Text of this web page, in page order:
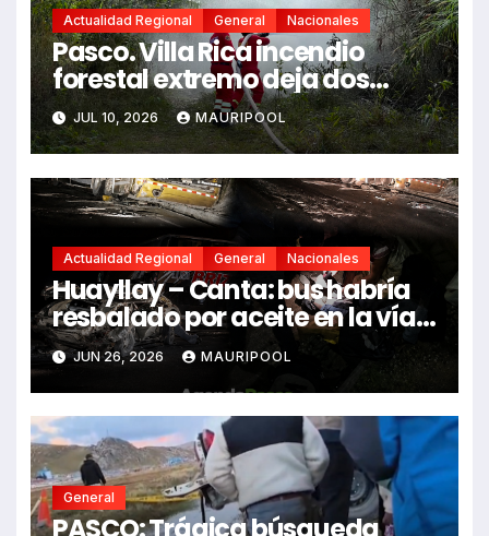
Actualidad Regional General Nacionales
Pasco. Villa Rica incendio
forestal extremo deja dos
fallecidos y heridos
JUL 10, 2026 MAURIPOOL
Actualidad Regional General Nacionales
Huayllay – Canta: bus habría
resbalado por aceite en la vía e
impactó auto siniestrado
dejando dos fallecidos
JUN 26, 2026 MAURIPOOL
General
PASCO: Trágica búsqueda